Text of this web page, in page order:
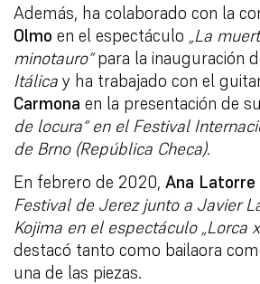
Además, ha colaborado con la
Olmo en el espectáculo „La
minotauro“para la inauguración
Itálica y ha trabajado con el
Carmona en la presentación de
de locura“ en el Festival
de Brno (República Checa).
En febrero de 2020, Ana Latorre
Festival de Jerez junto a Javier
Kojima en el espectáculo „Lorca
destacó tanto como bailaora
una de las piezas.